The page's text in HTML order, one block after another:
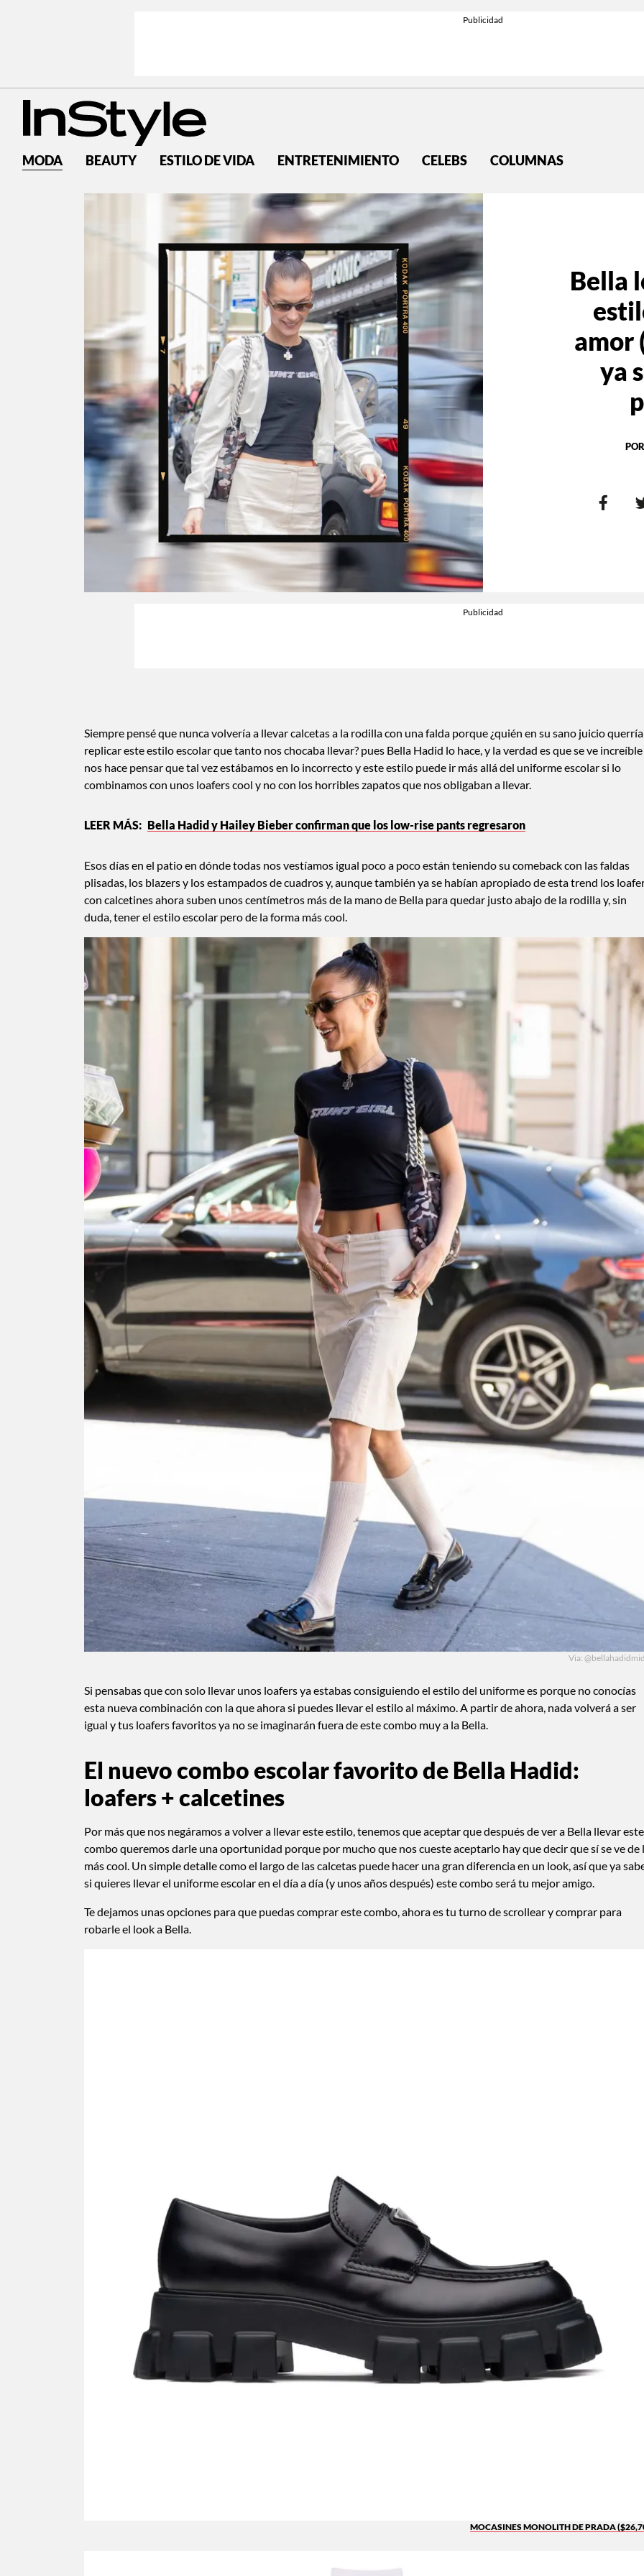
MODA BEAUTY ESTILO DE VIDA ENTRETENIMIENTO CELEBS COLUMNAS
Bella
amor
ya
Siempre pensé que nunca volvería a llevar calcetas a la rodilla con una falda porque ¿quién en su sano juicio querría
replicar este estilo escolar que tanto nos chocaba llevar? pues Bella Hadid lo hace, y la verdad es que se ve
nos hace pensar que tal vez estábamos en lo incorrecto y este estilo puede ir más allá del uniforme escolar si lo
combinamos con unos loafers cool y no con los horribles zapatos que nos obligaban a llevar.
Bella Hadid y Hailey Bieber confirman que los low-rise pants regresaron
Esos días en el patio en dónde todas nos vestíamos igual poco a poco están teniendo su comeback con las faldas
plisadas, los blazers y los estampados de cuadros y, aunque también ya se habían apropiado de esta trend los
con calcetines ahora suben unos centímetros más de la mano de Bella para quedar justo abajo de la rodilla y, sin
duda, tener el estilo escolar pero de la forma más cool.
Via:
Si pensabas que con solo llevar unos loafers ya estabas consiguiendo el estilo del uniforme es porque no conocías
esta nueva combinación con la que ahora si puedes llevar el estilo al máximo. A partir de ahora, nada volverá a ser
igual y tus loafers favoritos ya no se imaginarán fuera de este combo muy a la Bella.
El nuevo combo escolar favorito de Bella Hadid:
loafers + calcetines
Por más que nos negáramos a volver a llevar este estilo, tenemos que aceptar que después de ver a Bella llevar este
combo queremos darle una oportunidad porque por mucho que nos cueste aceptarlo hay que decir que sí se ve de
más cool. Un simple detalle como el largo de las calcetas puede hacer una gran diferencia en un look, así que ya
si quieres llevar el uniforme escolar en el día a día (y unos años después) este combo será tu mejor amigo.
Te dejamos unas opciones para que puedas comprar este combo, ahora es tu turno de scrollear y comprar para
robarle el look a Bella.
MOCASINES MONOLITH DE PRADA